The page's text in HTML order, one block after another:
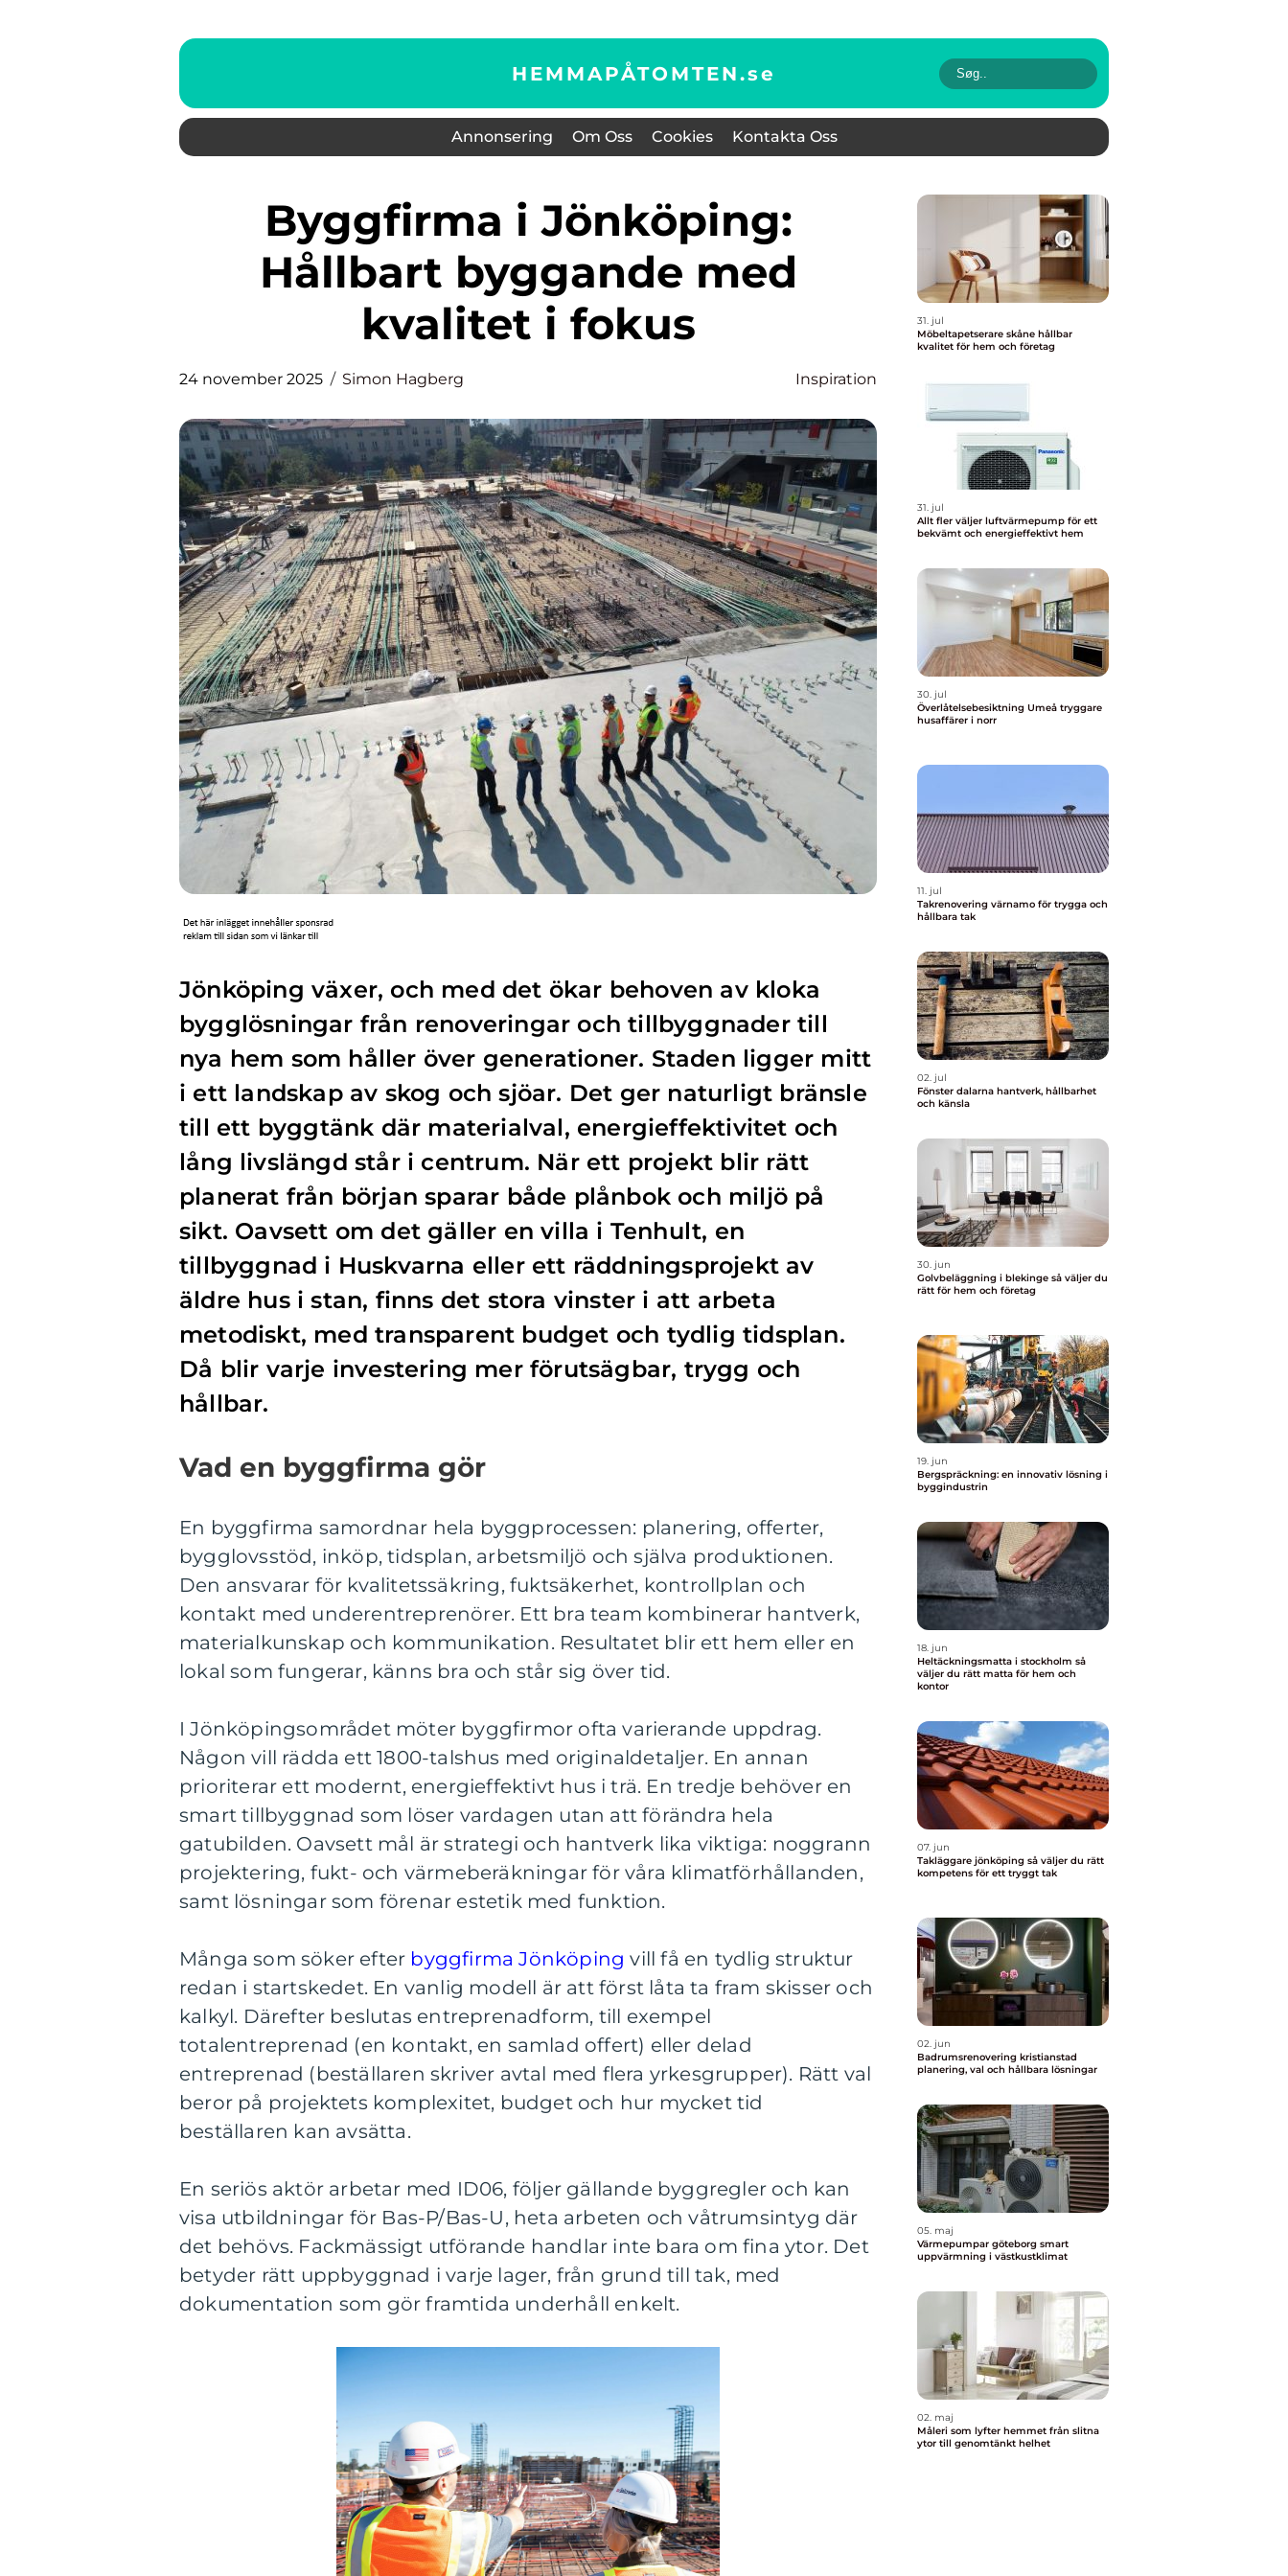
HEMMAPÅTOMTEN.se
Annonsering Om Oss Cookies Kontakta Oss
Byggfirma i Jönköping:
Hållbart byggande med
kvalitet i fokus
24 november 2025 Simon Hagberg Inspiration
Jönköping växer, och med det ökar behoven av kloka
bygglösningar från renoveringar och tillbyggnader till
nya hem som håller över generationer. Staden ligger mitt
i ett landskap av skog och sjöar. Det ger naturligt bränsle
till ett byggtänk där materialval, energieffektivitet och
lång livslängd står i centrum. När ett projekt blir rätt
planerat från början sparar både plånbok och miljö på
sikt. Oavsett om det gäller en villa i Tenhult, en
tillbyggnad i Huskvarna eller ett räddningsprojekt av
äldre hus i stan, finns det stora vinster i att arbeta
metodiskt, med transparent budget och tydlig tidsplan.
Då blir varje investering mer förutsägbar, trygg och
hållbar.
Vad en byggfirma gör
En byggfirma samordnar hela byggprocessen: planering, offerter,
bygglovsstöd, inköp, tidsplan, arbetsmiljö och själva produktionen.
Den ansvarar för kvalitetssäkring, fuktsäkerhet, kontrollplan och
kontakt med underentreprenörer. Ett bra team kombinerar hantverk,
materialkunskap och kommunikation. Resultatet blir ett hem eller en
lokal som fungerar, känns bra och står sig över tid.
I Jönköpingsområdet möter byggfirmor ofta varierande uppdrag.
Någon vill rädda ett 1800-talshus med originaldetaljer. En annan
prioriterar ett modernt, energieffektivt hus i trä. En tredje behöver en
smart tillbyggnad som löser vardagen utan att förändra hela
gatubilden. Oavsett mål är strategi och hantverk lika viktiga: noggrann
projektering, fukt- och värmeberäkningar för våra klimatförhållanden,
samt lösningar som förenar estetik med funktion.
Många som söker efter byggfirma Jönköping vill få en tydlig struktur
redan i startskedet. En vanlig modell är att först låta ta fram skisser och
kalkyl. Därefter beslutas entreprenadform, till exempel
totalentreprenad (en kontakt, en samlad offert) eller delad
entreprenad (beställaren skriver avtal med flera yrkesgrupper). Rätt val
beror på projektets komplexitet, budget och hur mycket tid
beställaren kan avsätta.
En seriös aktör arbetar med ID06, följer gällande byggregler och kan
visa utbildningar för Bas-P/Bas-U, heta arbeten och våtrumsintyg där
det behövs. Fackmässigt utförande handlar inte bara om fina ytor. Det
betyder rätt uppbyggnad i varje lager, från grund till tak, med
dokumentation som gör framtida underhåll enkelt.
31. jul
Möbeltapetserare skåne hållbar
kvalitet för hem och företag
31. jul
Allt fler väljer luftvärmepump för ett
bekvämt och energieffektivt hem
30. jul
Överlåtelsebesiktning Umeå tryggare
husaffärer i norr
11. jul
Takrenovering värnamo för trygga och
hållbara tak
02. jul
Fönster dalarna hantverk, hållbarhet
och känsla
30. jun
Golvbeläggning i blekinge så väljer du
rätt för hem och företag
19. jun
Bergspräckning: en innovativ lösning i
byggindustrin
18. jun
Heltäckningsmatta i stockholm så
väljer du rätt matta för hem och
kontor
07. jun
Takläggare jönköping så väljer du rätt
kompetens för ett tryggt tak
02. jun
Badrumsrenovering kristianstad
planering, val och hållbara lösningar
05. maj
Värmepumpar göteborg smart
uppvärmning i västkustklimat
02. maj
Måleri som lyfter hemmet från slitna
ytor till genomtänkt helhet